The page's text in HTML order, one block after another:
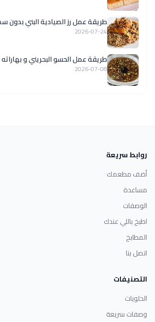
طريقة عمل رز الصيادية البني بدون
2026-07-24
طريقة عمل الحسو البحريني و بهاراته
2026-07-08
روابط سريعة
أضف مطعمك
مساعدة
الوصفات
اطبخ باللي عندك
المطابخ
اتصل بنا
التصنيفات
الحلويات
وصفات سريعة